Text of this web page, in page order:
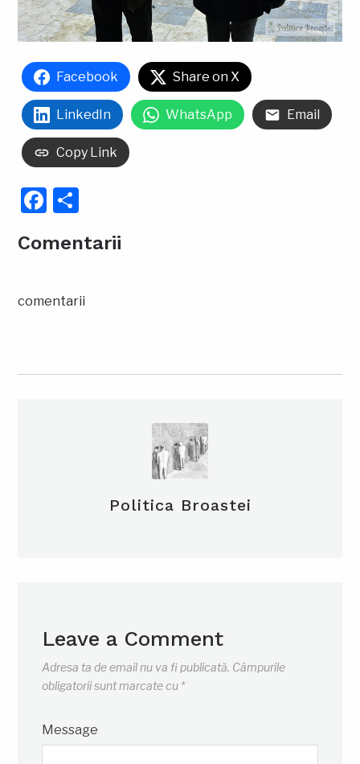
Facebook Share on X
LinkedIn WhatsApp Email
Copy Link
Facebook
Comentarii
comentarii
Politica Broastei
Leave a Comment
Adresa ta de email nu va fi publicată. Câmpurile
obligatorii sunt marcate cu *
Message